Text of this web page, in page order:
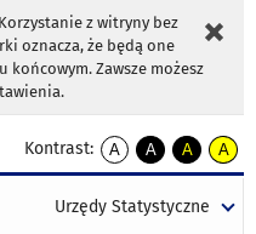
z witryny bez
oznacza, że będą one
końcowym. Zawsze możesz
Kontrast:
A
kontrast
A
kontrast
tekst
A
kontrast
tekst
A
tekst
Urzędy Statystyczne